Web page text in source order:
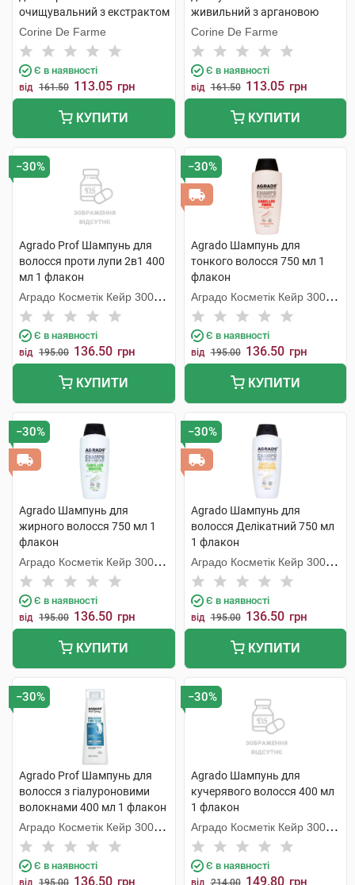
очищувальний з екстрактом
зеленого чаю 750 мл 1
флакон
Corine De Farme
Є в наявності
від 161.50 113.05 грн
КУПИТИ
живильний з аргановою
олією 750 мл 1 флакон
Corine De Farme
Є в наявності
від 161.50 113.05 грн
КУПИТИ
−30%
Agrado Prof Шампунь для
волосся проти лупи 2в1 400
мл 1 флакон
Аградо Косметік Кейр 3000
С.Л.У.
Є в наявності
від 195.00 136.50 грн
КУПИТИ
−30%
Agrado Шампунь для
тонкого волосся 750 мл 1
флакон
Аградо Косметік Кейр 3000
С.Л.У.
Є в наявності
від 195.00 136.50 грн
КУПИТИ
−30%
Agrado Шампунь для
жирного волосся 750 мл 1
флакон
Аградо Косметік Кейр 3000
С.Л.У.
Є в наявності
від 195.00 136.50 грн
КУПИТИ
−30%
Agrado Шампунь для
волосся Делікатний 750 мл
1 флакон
Аградо Косметік Кейр 3000
С.Л.У.
Є в наявності
від 195.00 136.50 грн
КУПИТИ
−30%
Agrado Prof Шампунь для
волосся з гіалуроновими
волокнами 400 мл 1 флакон
Аградо Косметік Кейр 3000
С.Л.У.
Є в наявності
від 195.00 136.50 грн
−30%
Agrado Шампунь для
кучерявого волосся 400 мл
1 флакон
Аградо Косметік Кейр 3000
С.Л.У.
Є в наявності
від 214.00 149.80 грн